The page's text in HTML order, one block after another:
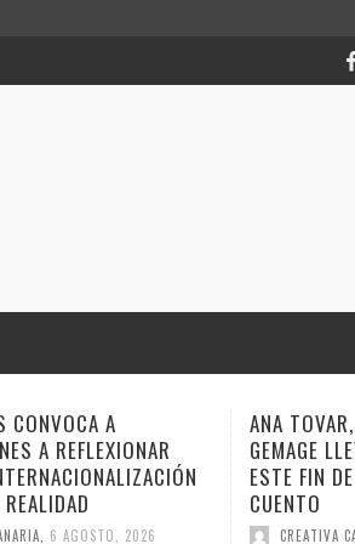
ANA TOVAR, FIDEL GALBÁN Y
GEMAGE LLEVAN SUS NARRACIONES
ESTE FIN DE SEMANA A VERANO DE
CUENTO
CREATIVA CANARIA, 6 AGOSTO, 2026